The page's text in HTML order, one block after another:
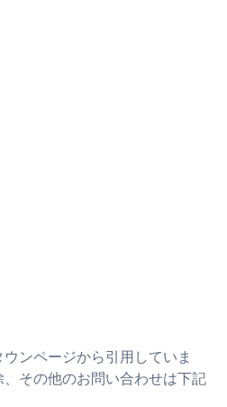
ンページから引用していま
その他のお問い合わせは下記